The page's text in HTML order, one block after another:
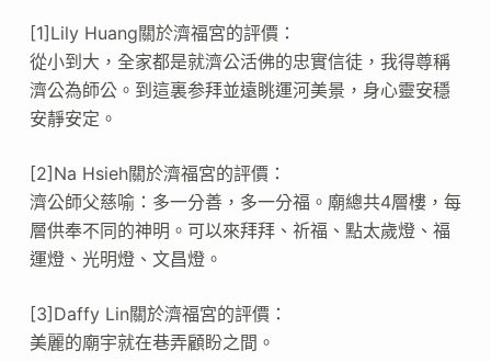
[1]Lily Huang關於濟福宮的評價：
從小到大，全家都是就濟公活佛的忠實信徒，我得尊稱
濟公為師公。到這裏参拜並遠眺運河美景，身心靈安穩
安靜安定。
[2]Na Hsieh關於濟福宮的評價：
濟公師父慈喻：多一分善，多一分福。廟總共4層樓，每
層供奉不同的神明。可以來拜拜、祈福、點太歲燈、福
運燈、光明燈、文昌燈。
[3]Daffy Lin關於濟福宮的評價：
美麗的廟宇就在巷弄顧盼之間。